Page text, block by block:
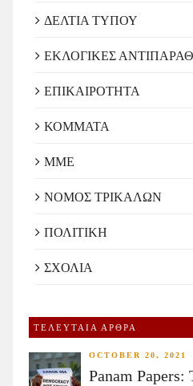
ΔΕΛΤΙΑ ΤΥΠΟΥ
ΕΚΛΟΓΙΚΕΣ
ΕΠΙΚΑΙΡΟΤΗΤΑ
ΚΟΜΜΑΤΑ
ΜΜΕ
ΝΟΜΟΣ ΤΡΙΚΑΛΩΝ
ΠΟΛΙΤΙΚΗ
ΣΧΟΛΙΑ
ΤΕΛΕΥΤΑΙΑ ΑΡΘΡΑ
OCTOBER 20, 2021
Panam Papers: